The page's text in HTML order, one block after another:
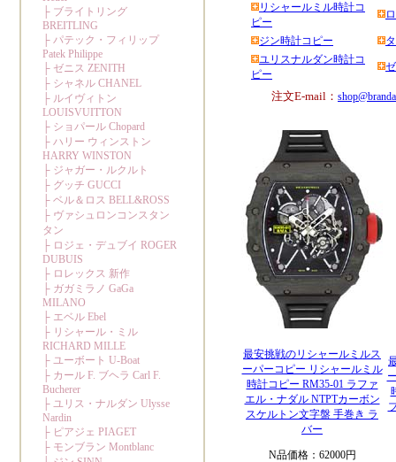
リシャールミル時計コ
ピー
ジン時計コピー
ユリスナルダン時計コ
ピー
注文E-mail：
最安挑戦のリシャールミルス
ーパーコピー リシャールミル
時計コピー RM35-01 ラファ
エル・ナダル NTPTカーボン
スケルトン文字盤 手巻き ラ
バー
N品価格：62000円